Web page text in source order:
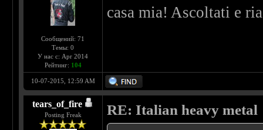
Сообщений: 71
Темы: 0
У нас с: Apr 2014
Рейтинг: 104
casa mia! Ascoltati e
10-07-2015, 12:59 AM
tears_of_fire
Posting Freak RE: Italian heavy metal